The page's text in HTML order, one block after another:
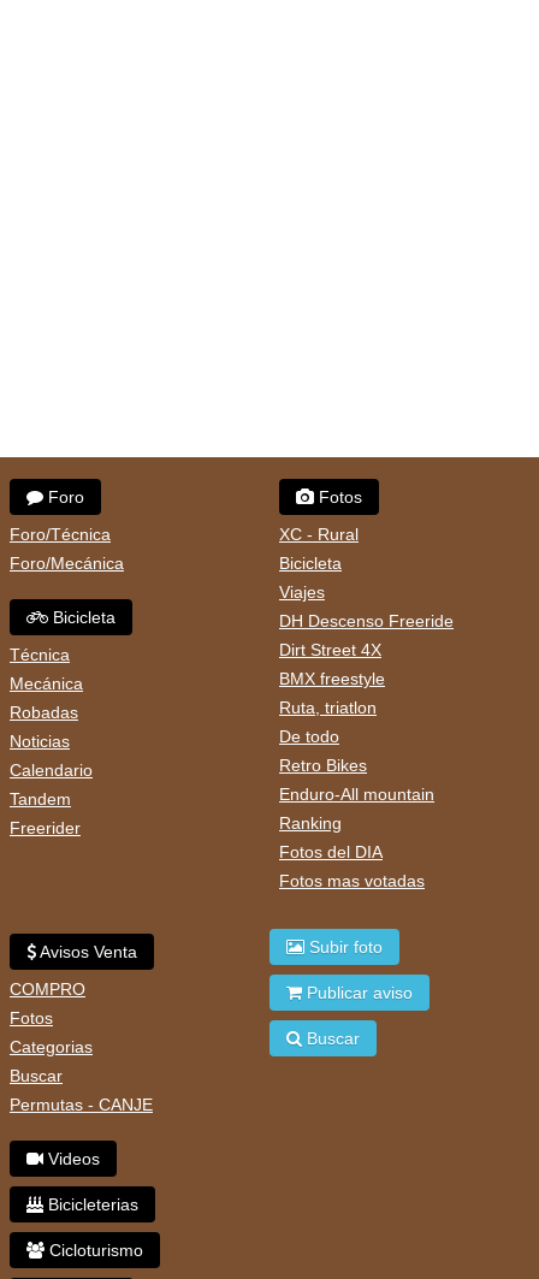
Foro
Foro/Técnica
Foro/Mecánica
Bicicleta
Técnica
Mecánica
Robadas
Noticias
Calendario
Tandem
Freerider
Fotos
XC - Rural
Bicicleta
Viajes
DH Descenso Freeride
Dirt Street 4X
BMX freestyle
Ruta, triatlon
De todo
Retro Bikes
Enduro-All mountain
Ranking
Fotos del DIA
Fotos mas votadas
Avisos Venta
COMPRO
Fotos
Categorias
Buscar
Permutas - CANJE
Videos
Bicicleterias
Cicloturismo
Subir foto
Publicar aviso
Buscar